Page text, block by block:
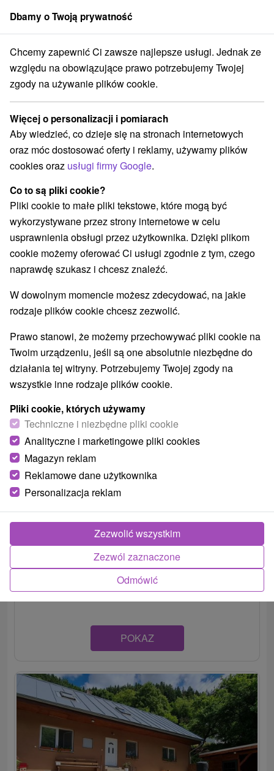
członek grupySorger
Stredné Slovensko Banskobystrický kraj Hodruša - Hámre
Chaty na prenájom Hodruša -
Hámre
Kategorie
Wszystkie kategorie
Apartmány
Chaty na prenájom(5)
Priváty(1)
Wybierz lokalizację lub datę
WSZYSTKO NAJTAŃSZE NAJDROŻSZE
Chata Hodruša Hodruša - Hámre
Hodruša - Hámre
Útulne zariadená chata v blízkosti Hodrušského jazera,
neďaleko obce Hodruša-Hámre. Disponuje...
POKAZ
Dbamy o Twoją prywatność
Chcemy zapewnić Ci zawsze najlepsze usługi. Jednak ze
względu na obowiązujące prawo potrzebujemy Twojej
zgody na używanie plików cookie.
Więcej o personalizacji i pomiarach
Aby wiedzieć, co dzieje się na stronach internetowych
oraz móc dostosować oferty i reklamy, używamy plików
cookies oraz usługi firmy Google.
Co to są pliki cookie?
Pliki cookie to małe pliki tekstowe, które mogą być
wykorzystywane przez strony internetowe w celu
usprawnienia obsługi przez użytkownika. Dzięki plikom
cookie możemy oferować Ci usługi zgodnie z tym, czego
naprawdę szukasz i chcesz znaleźć.
W dowolnym momencie możesz zdecydować, na jakie
rodzaje plików cookie chcesz zezwolić.
Prawo stanowi, że możemy przechowywać pliki cookie na
Twoim urządzeniu, jeśli są one absolutnie niezbędne do
działania tej witryny. Potrzebujemy Twojej zgody na
wszystkie inne rodzaje plików cookie.
Pliki cookie, których używamy
Techniczne i niezbędne pliki cookie
Analityczne i marketingowe pliki cookies
Magazyn reklam
Reklamowe dane użytkownika
Personalizacja reklam
Odmówić
Zezwól zaznaczone
Zezwolić wszystkim